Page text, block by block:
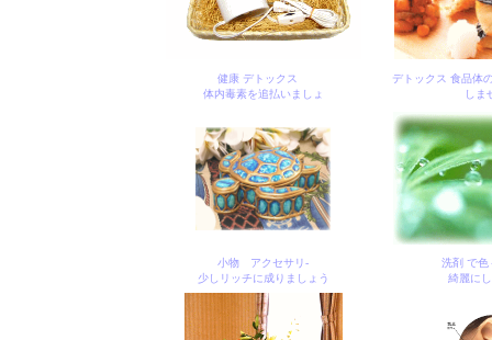
健康 デトックス
体内毒素を追払いましょ
デトックス 食品体
しま
小物 アクセサリ-
少しリッチに成りましょう
洗剤 で色
綺麗に